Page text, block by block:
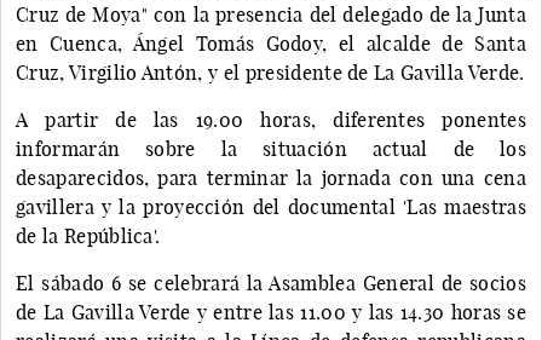
Cruz de Moya" con la presencia del delegado de la Junta
en Cuenca, Ángel Tomás Godoy, el alcalde de Santa
Cruz, Virgilio Antón, y el presidente de La Gavilla Verde.
A partir de las 19.00 horas, diferentes ponentes
informarán sobre la situación actual de los
desaparecidos, para terminar la jornada con una cena
gavillera y la proyección del documental 'Las maestras
de la República'.
El sábado 6 se celebrará la Asamblea General de socios
de La Gavilla Verde y entre las 11.00 y las 14.30 horas se